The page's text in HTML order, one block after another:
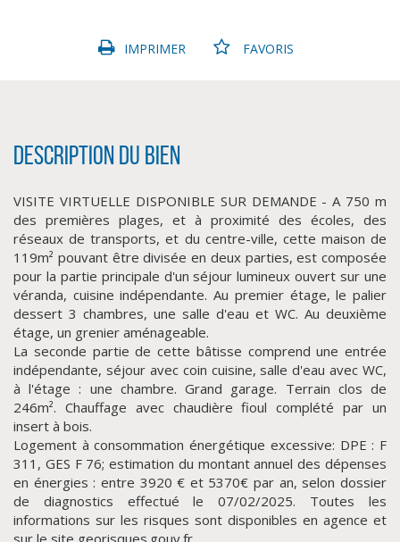
CLIQUER ICI POUR AGRANDIR
IMPRIMER FAVORIS
Description du bien
VISITE VIRTUELLE DISPONIBLE SUR DEMANDE - A 750 m
des premières plages, et à proximité des écoles, des
réseaux de transports, et du centre-ville, cette maison de
119m² pouvant être divisée en deux parties, est composée
pour la partie principale d'un séjour lumineux ouvert sur une
véranda, cuisine indépendante. Au premier étage, le palier
dessert 3 chambres, une salle d'eau et WC. Au deuxième
étage, un grenier aménageable.
La seconde partie de cette bâtisse comprend une entrée
indépendante, séjour avec coin cuisine, salle d'eau avec WC,
à l'étage : une chambre. Grand garage. Terrain clos de
246m². Chauffage avec chaudière fioul complété par un
insert à bois.
Logement à consommation énergétique excessive: DPE : F
311, GES F 76; estimation du montant annuel des dépenses
en énergies : entre 3920 € et 5370€ par an, selon dossier
de diagnostics effectué le 07/02/2025. Toutes les
informations sur les risques sont disponibles en agence et
sur le site georisques.gouv.fr